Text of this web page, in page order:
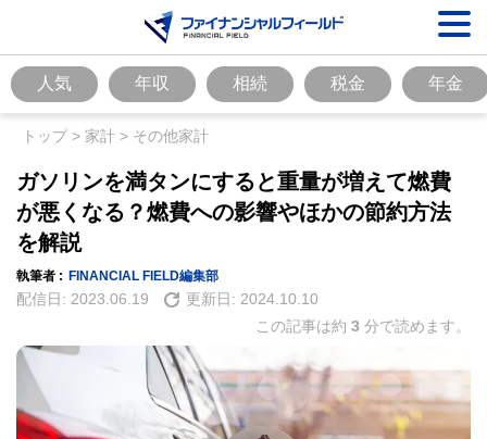
人気 年収 相続 税金 年金
トップ> 家計 > その他家計
ガソリンを満タンにすると重量が増えて燃費
が悪くなる？燃費への影響やほかの節約方法
を解説
執筆者 : FINANCIAL FIELD編集部
配信日: 2023.06.19 更新日: 2024.10.10
この記事は約 3 分で読めます。